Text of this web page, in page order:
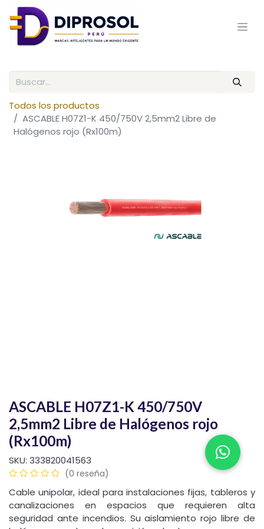
Todos los productos
ASCABLE H07Z1-K 450/750V 2,5mm2 Libre de
Halógenos rojo (Rx100m)
ASCABLE H07Z1-K 450/750V
2,5mm2 Libre de Halógenos rojo
(Rx100m)
SKU: 333820041563
(0 reseña)
Cable unipolar, ideal para instalaciones fijas, tableros y
canalizaciones en espacios que requieren alta
seguridad ante incendios. Su aislamiento rojo libre de